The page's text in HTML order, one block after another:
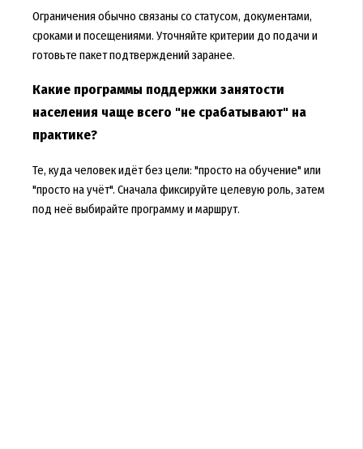
Ограничения обычно связаны со статусом, документами,
сроками и посещениями. Уточняйте критерии до подачи и
готовьте пакет подтверждений заранее.
Какие программы поддержки занятости
населения чаще всего "не срабатывают" на
практике?
Те, куда человек идёт без цели: "просто на обучение" или
"просто на учёт". Сначала фиксируйте целевую роль, затем
под неё выбирайте программу и маршрут.